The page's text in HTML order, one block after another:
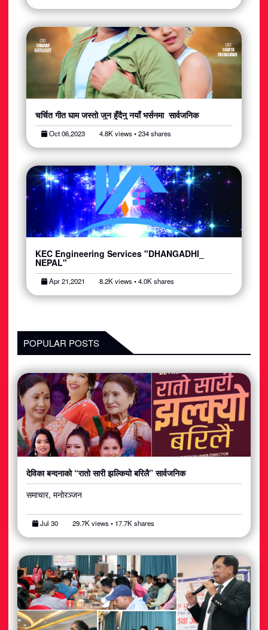
चर्चित गीत घाम जस्तो जुन हुँदैनु नयाँ भर्सनमा सार्वजनिक
Oct 06,2023 4.8K views • 234 shares
KEC Engineering Services "DHANGADHI_
NEPAL"
Apr 21,2021 8.2K views • 4.0K shares
POPULAR POSTS
देविका बन्दनाको “रातो सारी झल्कियो बरिलै” सार्वजनिक
समाचार, मनोरञ्जन
Jul 30 29.7K views • 17.7K shares